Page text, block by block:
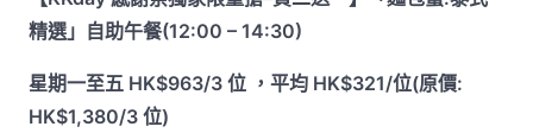
精選」自助午餐(12:00 – 14:30)
星期一至五 HK$963/3 位 ，平均 HK$321/位(原價:
HK$1,380/3 位)